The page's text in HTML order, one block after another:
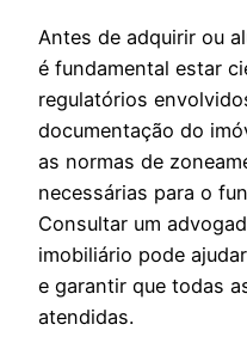
Antes de adquirir ou
é fundamental estar
regulatórios
documentação do
as normas de
necessárias para o
Consultar um
imobiliário pode
e garantir que todas
atendidas.